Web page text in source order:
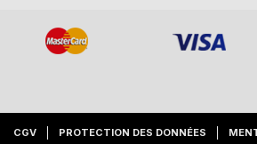
CGV PROTECTION DES DONNÉES